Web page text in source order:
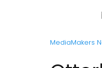
MediaMakers